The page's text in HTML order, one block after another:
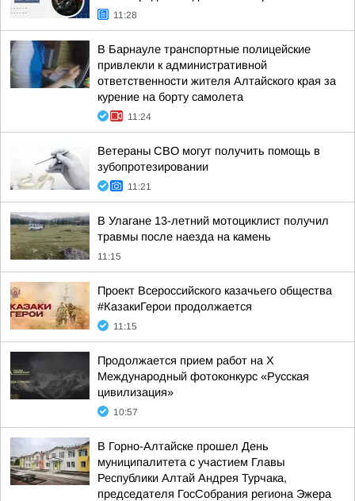
11:28
В Барнауле транспортные полицейские
привлекли к административной
ответственности жителя Алтайского края за
курение на борту самолета
11:24
Ветераны СВО могут получить помощь в
зубопротезировании
11:21
В Улагане 13-летний мотоциклист получил
травмы после наезда на камень
11:15
Проект Всероссийского казачьего общества
#КазакиГерои продолжается
11:15
Продолжается прием работ на Х
Международный фотоконкурс «Русская
цивилизация»
10:57
В Горно-Алтайске прошел День
муниципалитета с участием Главы
Республики Алтай Андрея Турчака,
председателя ГосСобрания региона Эжера